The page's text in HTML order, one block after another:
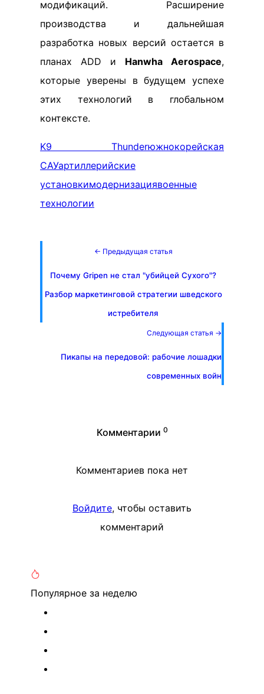
модификаций. Расширение
производства и дальнейшая
разработка новых версий остается в
планах ADD и Hanwha Aerospace,
которые уверены в будущем успехе
этих технологий в глобальном
контексте.
K9 Thunderюжнокорейская
САУартиллерийские
установкимодернизациявоенные
технологии
← Предыдущая статья
Почему Gripen не стал "убийцей Сухого"?
Разбор маркетинговой стратегии шведского
истребителя
Следующая статья →
Пикапы на передовой: рабочие лошадки
современных войн
Комментарии 0
Комментариев пока нет
Войдите, чтобы оставить
комментарий
Популярное за неделю